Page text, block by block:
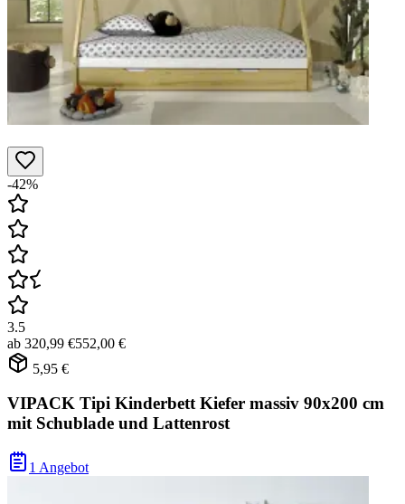
-42%
3.5
ab 320,99 €552,00 €
5,95 €
VIPACK Tipi Kinderbett Kiefer massiv 90x200 cm
mit Schublade und Lattenrost
1 Angebot